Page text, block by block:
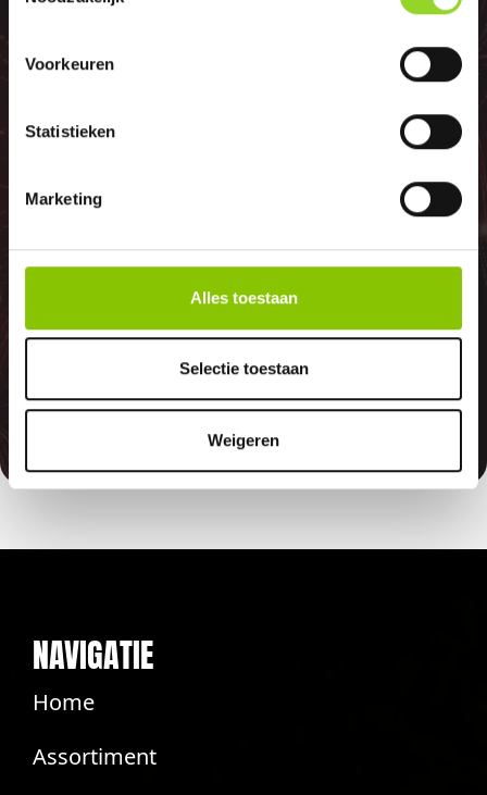
Voorkeuren
Statistieken
Marketing
Alles toestaan
Selectie toestaan
Weigeren
100%
GARANTIE
terug
NAVIGATIE
Home
Assortiment